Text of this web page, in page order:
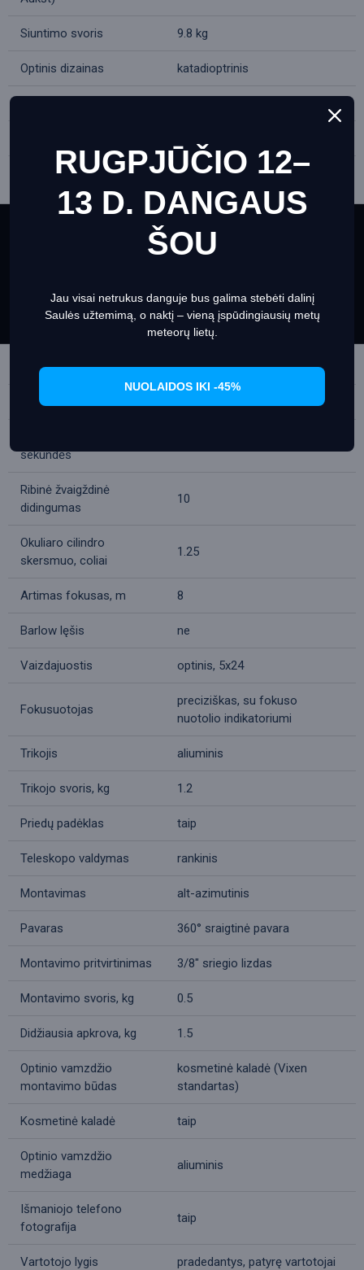
This website uses cookies to ensure you get the best
Set Prefrences Allow Cookies
Siuntimo svoris 9.8 kg
Optinis dizainas katadioptrinis
aliuminis, plačios spektro anti-
refleksijos
60
Židinio ilgis, mm 830
Diafragmos santykis
sekundės
Ribinė žvaigždinė
didingumas
10
Okuliaro cilindro
skersmuo, coliai
1.25
Artimas fokusas, m 8
Barlow lęšis ne
Vaizdajuostis optinis, 5x24
Fokusuotojas
preciziškas, su fokuso
nuotolio indikatoriumi
Trikojis aliuminis
Trikojo svoris, kg 1.2
Priedų padėklas taip
Teleskopo valdymas rankinis
Montavimas alt-azimutinis
Pavaras 360° sraigtinė pavara
Montavimo pritvirtinimas 3/8" sriegio lizdas
Montavimo svoris, kg 0.5
Didžiausia apkrova, kg 1.5
Optinio vamzdžio
montavimo būdas
kosmetinė kaladė (Vixen
standartas)
Kosmetinė kaladė taip
Optinio vamzdžio
medžiaga
aliuminis
Išmaniojo telefono
fotografija
taip
Vartotojo lygis pradedantys, patyrę vartotojai
RUGPJŪČIO 12–
13 D. DANGAUS
ŠOU
Jau visai netrukus danguje bus galima stebėti dalinį
Saulės užtemimą, o naktį – vieną įspūdingiausių metų
meteorų lietų.
NUOLAIDOS IKI -45%